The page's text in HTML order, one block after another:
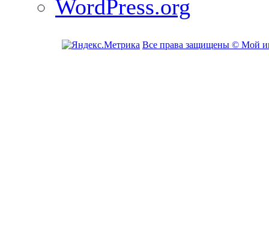
WordPress.org
Все права защищены © Мой